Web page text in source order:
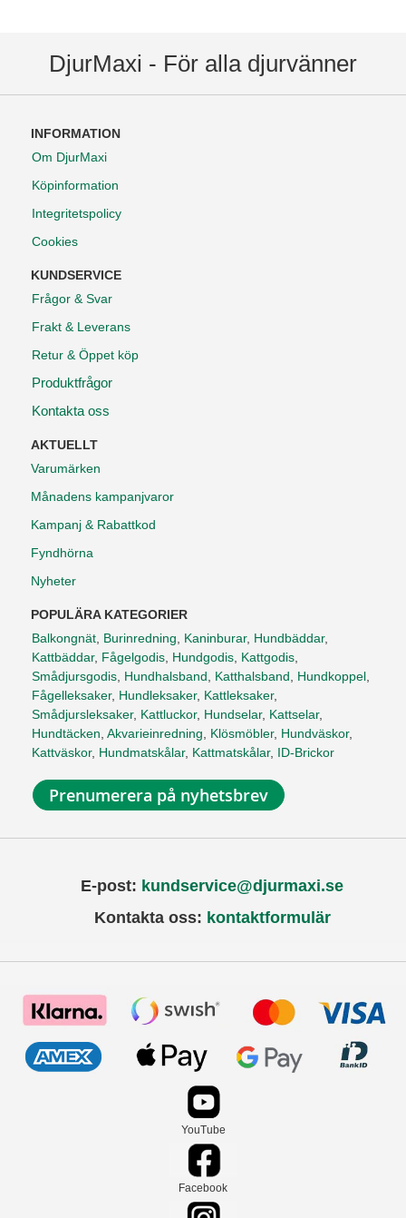
DjurMaxi - För alla djurvänner
INFORMATION
Om DjurMaxi
Köpinformation
Integritetspolicy
Cookies
KUNDSERVICE
Frågor & Svar
Frakt & Leverans
Retur & Öppet köp
Produktfrågor
Kontakta oss
AKTUELLT
Varumärken
Månadens kampanjvaror
Kampanj & Rabattkod
Fyndhörna
Nyheter
POPULÄRA KATEGORIER
Balkongnät, Burinredning, Kaninburar, Hundbäddar,
Kattbäddar, Fågelgodis, Hundgodis, Kattgodis,
Smådjursgodis, Hundhalsband, Katthalsband, Hundkoppel,
Fågelleksaker, Hundleksaker, Kattleksaker,
Smådjursleksaker, Kattluckor, Hundselar, Kattselar,
Hundtäcken, Akvarieinredning, Klösmöbler, Hundväskor,
Kattväskor, Hundmatskålar, Kattmatskålar, ID-Brickor
Prenumerera på nyhetsbrev
E-post: kundservice@djurmaxi.se
Kontakta oss: kontaktformulär
YouTube
Facebook